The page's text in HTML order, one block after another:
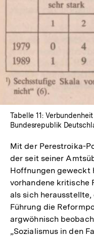
Tabelle 11:
Bundesrepublik
Mit der Perestroika-
der seit seiner
Hoffnungen geweckt
vorhandene kritische
als sich
Führung die
argwöhnisch
„Sozialismus in den